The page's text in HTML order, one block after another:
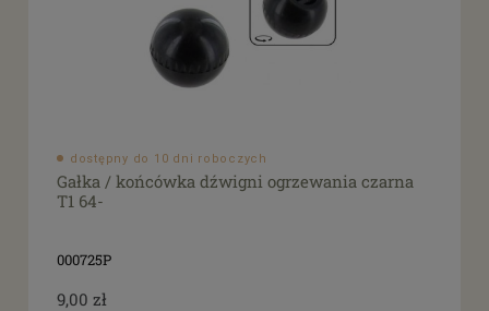
dostępny do 10 dni roboczych
Gałka / końcówka dźwigni ogrzewania czarna
T1 64-
000725P
9,00 zł